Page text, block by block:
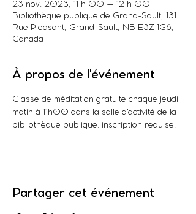
23 nov. 2023, 11 h 00 – 12 h 00
Bibliothèque publique de Grand-Sault, 131
Rue Pleasant, Grand-Sault, NB E3Z 1G6,
Canada
À propos de l'événement
Classe de méditation gratuite chaque jeudi
matin à 11h00 dans la salle d'activité de la
bibliothèque publique. inscription requise.
Partager cet événement